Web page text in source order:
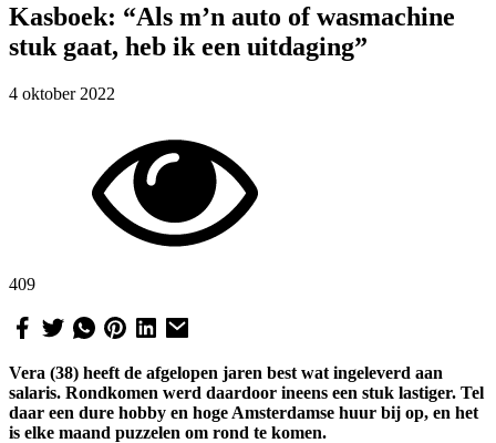
Kasboek: “Als m’n auto of wasmachine
stuk gaat, heb ik een uitdaging”
4 oktober 2022
409
Vera (38) heeft de afgelopen jaren best wat ingeleverd aan
salaris. Rondkomen werd daardoor ineens een stuk lastiger. Tel
daar een dure hobby en hoge Amsterdamse huur bij op, en het
is elke maand puzzelen om rond te komen.